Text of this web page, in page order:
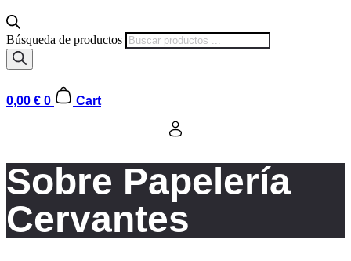
Búsqueda de productos
0,00 € 0 Cart
Sobre Papelería
Cervantes